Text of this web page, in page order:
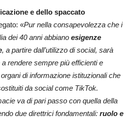
e dello spaccato
«Pur nella consapevolezza che i
dei 40 anni abbiano esigenze
, a partire dall’utilizzo di social, sarà
rendere sempre più efficienti e
di informazione istituzionali che
da social come TikTok.
va di pari passo con quella della
due direttrici fondamentali: ruolo e